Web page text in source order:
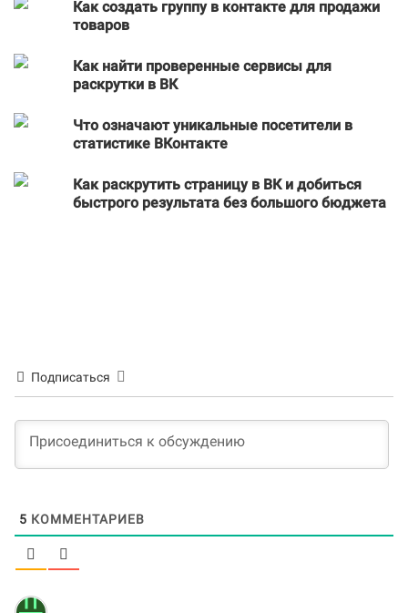
Как создать группу в контакте для продажи
товаров
Как найти проверенные сервисы для
раскрутки в ВК
Что означают уникальные посетители в
статистике ВКонтакте
Как раскрутить страницу в ВК и добиться
быстрого результата без большого бюджета
Подписаться
5 КОММЕНТАРИЕВ